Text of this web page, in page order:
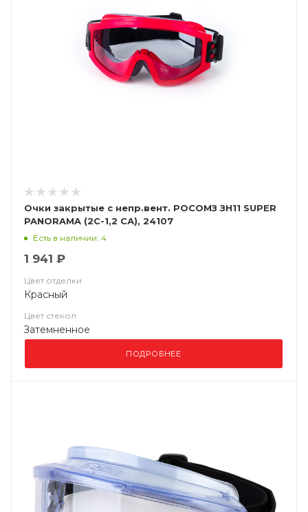
Очки закрытые с непр.вент. РОСОМЗ ЗН11 SUPER
PANORAMA (2C-1,2 СА), 24107
Есть в наличии: 4
1 941 ₽
Цвет отделки
Красный
Цвет стекол
Затемненное
ПОДРОБНЕЕ